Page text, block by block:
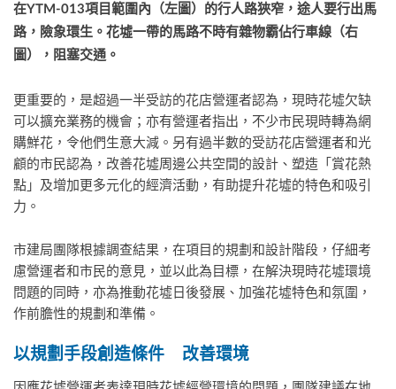
在YTM-013項目範 圍內（左圖）的行人路狹窄，途人要行出馬
路，險象環生。花墟一帶的馬路不時有雜物霸佔行車線（右
圖），阻塞交通。
更重要的，是超過一半受訪的花店營運者認為，現時花墟欠缺
可以擴充業務的機會；亦有營運者指出，不少市民現時轉為網
購鮮花，令他們生意大減。另有過半數的受訪花店營運者和光
顧的市民認為，改善花墟周邊公共空間的設計、塑造「賞花熱
點」及增加更多元化的經濟活動，有助提升花墟的特色和吸引
力。
市建局團隊根據調查結果，在項目的規劃和設計階段，仔細考
慮營運者和市民的意見，並以此為目標，在解決現時花墟環境
問題的同時，亦為推動花墟日後發展、加強花墟特色和氛圍，
作前膽性的規劃和準備。
以規劃手段創造條件 改善環境